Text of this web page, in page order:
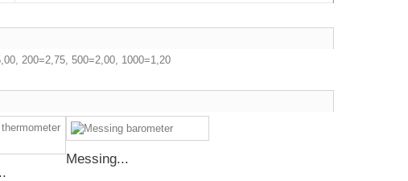
200=2,75, 500=2,00, 1000=1,20
Messing...